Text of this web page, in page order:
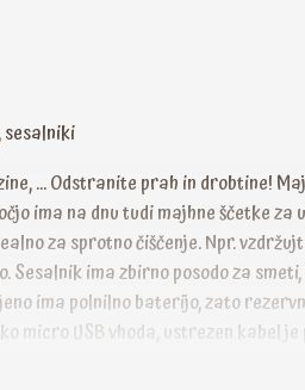
... Odstranite prah in drobtine!
ima na dnu tudi majhne ščetke za
za sprotno čiščenje. Npr.
Sesalnik ima zbirno posodo za
ima polnilno baterijo, zato
micro USB vhoda, ustrezen kabel je